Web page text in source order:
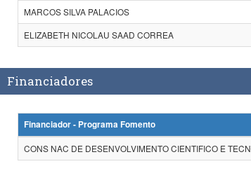
MARCOS SILVA PALACIOS
ELIZABETH NICOLAU SAAD CORREA
Financiadores
Financiador - Programa Fomento
CONS NAC DE DESENVOLVIMENTO CIENTIFICO E